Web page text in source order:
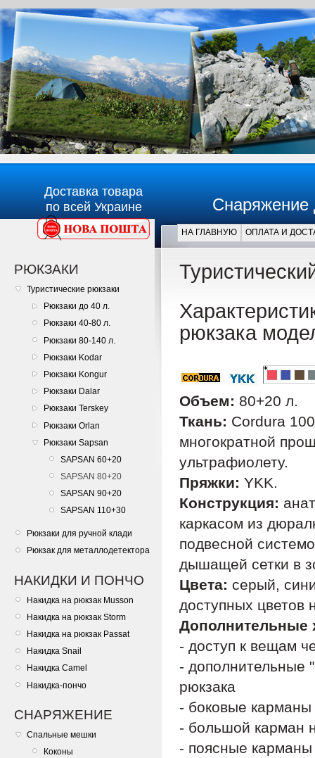
Доставка товара
по всей Украине
Снаряжение
НА ГЛАВНУЮ ОПЛАТА И
РЮКЗАКИ
Туристические рюкзаки
Рюкзаки до 40 л.
Рюкзаки 40-80 л.
Рюкзаки 80-140 л.
Рюкзаки Kodar
Рюкзаки Kongur
Рюкзаки Dalar
Рюкзаки Terskey
Рюкзаки Orlan
Рюкзаки Sapsan
SAPSAN 60+20
SAPSAN 80+20
SAPSAN 90+20
SAPSAN 110+30
Рюкзаки для ручной клади
Рюкзак для металлодетектора
НАКИДКИ И ПОНЧО
Накидка на рюкзак Musson
Накидка на рюкзак Storm
Накидка на рюкзак Passat
Накидка Snail
Накидка Camel
Накидка-пончо
СНАРЯЖЕНИЕ
Спальные мешки
Коконы
Главная
рюкзака
Объем: 80+20 л.
Ткань: Cordura
многократной
ультрафиолету.
Пряжки: YKK.
Конструкция:
каркасом из
подвесной
дышащей сетки в
Цвета: серый,
доступных цветов
Дополнительные
- доступ к вещам
- дополнительные
рюкзака
- боковые карманы
- большой карман
- поясные